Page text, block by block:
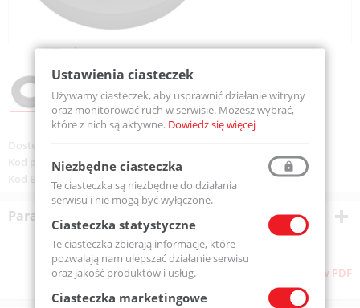
Kod produktu:SIMMERING 36-62-7-MTM
Kod EAN:5907772134443
Parametry techniczne
Pobierz stronę w PDF
Ustawienia ciasteczek
Używamy ciasteczek, aby usprawnić działanie witryny
oraz monitorować ruch w serwisie. Możesz wybrać,
które z nich są aktywne. Dowiedz się więcej
Niezbędne ciasteczka
Te ciasteczka są niezbędne do działania
serwisu i nie mogą być wyłączone.
Ciasteczka statystyczne
Te ciasteczka zbierają informacje, które
pozwalają nam ulepszać działanie serwisu
oraz jakość produktów i usług.
Ciasteczka marketingowe